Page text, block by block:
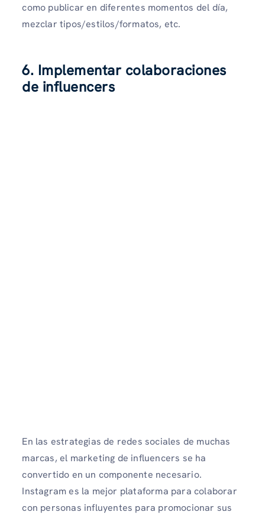
como publicar en diferentes momentos del día,
mezclar tipos/estilos/formatos, etc.
6. Implementar colaboraciones
de influencers
En las estrategias de redes sociales de muchas
marcas, el marketing de influencers se ha
convertido en un componente necesario.
Instagram es la mejor plataforma para colaborar
con personas influyentes para promocionar sus